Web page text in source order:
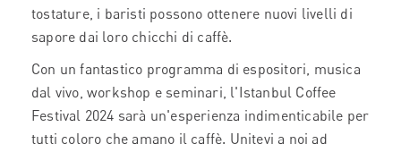
tostature, i baristi possono ottenere nuovi livelli di
sapore dai loro chicchi di caffè.
Con un fantastico programma di espositori, musica
dal vivo, workshop e seminari, l'Istanbul Coffee
Festival 2024 sarà un'esperienza indimenticabile per
tutti coloro che amano il caffè. Unitevi a noi ad